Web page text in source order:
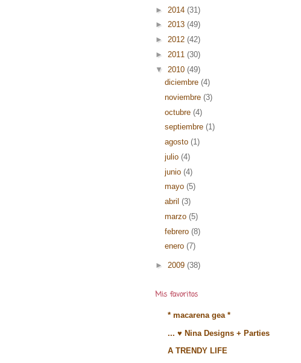
► 2014 (31)
► 2013 (49)
► 2012 (42)
► 2011 (30)
▼ 2010 (49)
diciembre (4)
noviembre (3)
octubre (4)
septiembre (1)
agosto (1)
julio (4)
junio (4)
mayo (5)
abril (3)
marzo (5)
febrero (8)
enero (7)
► 2009 (38)
Mis favoritos
* macarena gea *
... ♥ Nina Designs + Parties
A TRENDY LIFE